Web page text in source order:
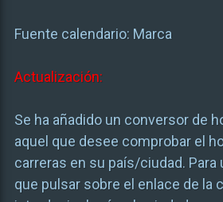
Fuente calendario: Marca
Actualización:
Se ha añadido un conversor de
aquel que desee comprobar el
carreras en su país/ciudad. Para
que pulsar sobre el enlace de la